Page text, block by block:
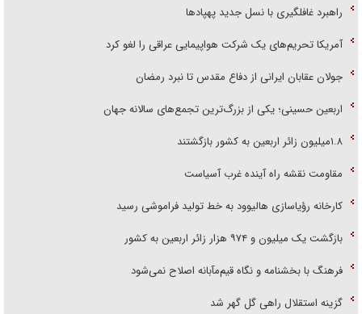
راهبرد غافلگیری با نسل جدید پهپاد‌ها
آمریکا تحریم‌های یک شرکت هواپیمایی عراقی را لغو کرد
جولان عقابان ایرانی از دفاع مقدس تا نبرد رمضان
اربعین حسینی؛ یکی از بزرگ‌ترین تجمع‌های سالانه جهان
۱.۸میلیون زائر اربعین به کشور بازگشتند
مقاومت نقشه راه آینده غرب آسیاست
کارخانه رؤیاسازی هالیوود به خط تولید فراموشی رسید
بازگشت یک میلیون و ۹۷۴ هزار زائر اربعین به کشور
فرهنگ با بخشنامه و نگاه قیم‌مآبانه اصلاح نمی‌شود
گزینه استقلال راهی گل گهر شد